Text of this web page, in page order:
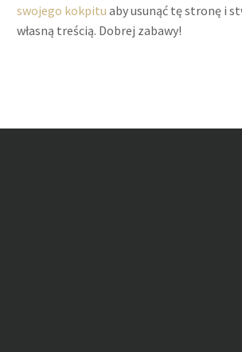
swojego kokpitu aby usunąć tę stronę i
własną treścią. Dobrej zabawy!